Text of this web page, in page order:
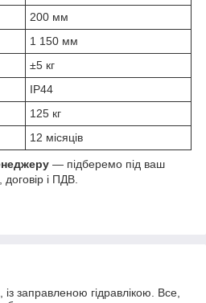
200 мм
1 150 мм
±5 кг
IP44
125 кг
12 місяців
— підберемо під ваш
і ПДВ.
заправленою гідравлікою. Все,